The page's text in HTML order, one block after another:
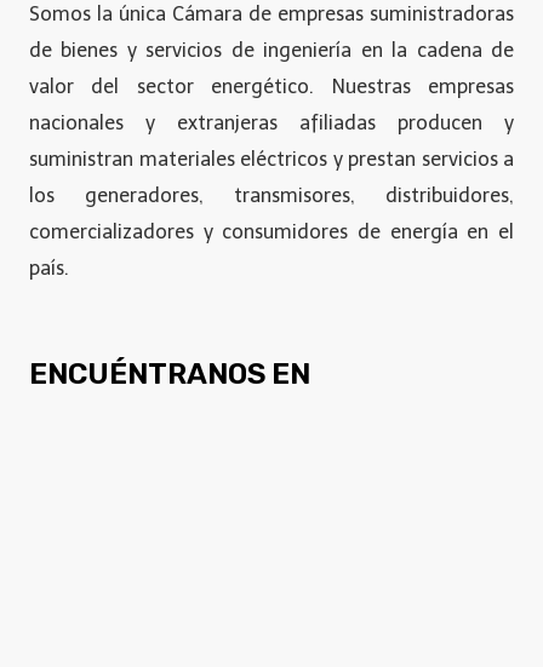
Somos la única Cámara de empresas suministradoras
de bienes y servicios de ingeniería en la cadena de
valor del sector energético. Nuestras empresas
nacionales y extranjeras afiliadas producen y
suministran materiales eléctricos y prestan servicios a
los generadores, transmisores, distribuidores,
comercializadores y consumidores de energía en el
país.
ENCUÉNTRANOS EN